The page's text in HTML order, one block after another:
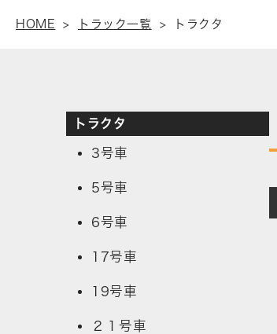
HOME > トラック一覧 > トラクタ
トラクタ
3号車
5号車
6号車
17号車
19号車
２１号車